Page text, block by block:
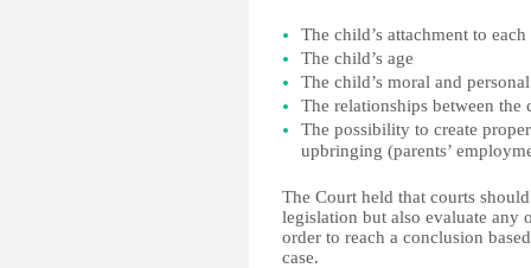
The child’s attachment to
The child’s age
The child’s moral and
The relationships between the
The possibility to create
upbringing (parents’
The Court held that courts
legislation but also evaluate any
order to reach a conclusion
case.